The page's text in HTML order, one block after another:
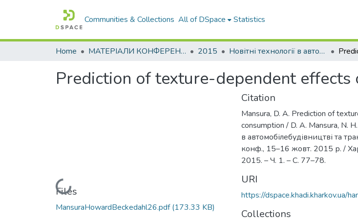
Communities & Collections All of DSpace Statistics
Home МАТЕРІАЛИ КОНФЕРЕНЦІЙ 2015 Новітні технології в автомобілебудівництві та транспорті. Частина І
Prediction of texture-dependent
Loading...
Files
MansuraHowardBeckedahl26.pdf(173.33 KB)
Citation
Mansura, D. A. Prediction of
consumption / D. A. Mansura, N.
в автомобілебудівництві та
конф., 15–16 жовт. 2015 р. /
2015. – Ч. 1. – С. 77–78.
URI
https://dspace.khadi.kharkov.ua/
Collections